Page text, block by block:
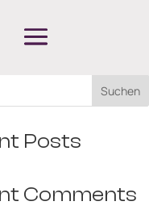
Suchen
Posts
Comments